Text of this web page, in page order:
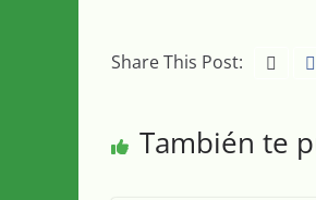
Share This Post:
También te